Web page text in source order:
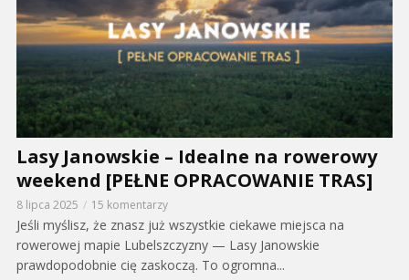
Lasy Janowskie – Idealne na rowerowy
weekend [PEŁNE OPRACOWANIE TRAS]
8 lipca 2025 15 komentarzy
Jeśli myślisz, że znasz już wszystkie ciekawe miejsca na
rowerowej mapie Lubelszczyzny — Lasy Janowskie
prawdopodobnie cię zaskoczą. To ogromna...